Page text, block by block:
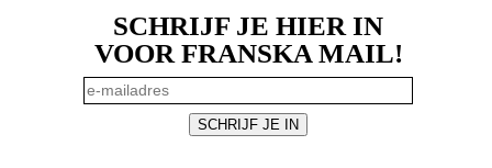
SCHRIJF JE HIER IN
VOOR FRANSKA MAIL!